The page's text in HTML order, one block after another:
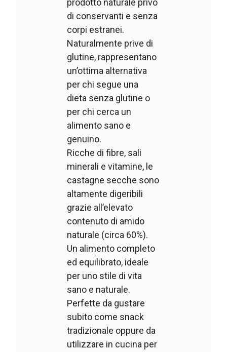
prodotto naturale privo
di conservanti e senza
corpi estranei.
Naturalmente prive di
glutine, rappresentano
un’ottima alternativa
per chi segue una
dieta senza glutine o
per chi cerca un
alimento sano e
genuino.
Ricche di fibre, sali
minerali e vitamine, le
castagne secche sono
altamente digeribili
grazie all’elevato
contenuto di amido
naturale (circa 60%).
Un alimento completo
ed equilibrato, ideale
per uno stile di vita
sano e naturale.
Perfette da gustare
subito come snack
tradizionale oppure da
utilizzare in cucina per